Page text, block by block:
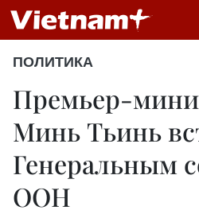
ПОЛИТИКА
Премьер-
Минь Тьинь
Генеральным
ООН